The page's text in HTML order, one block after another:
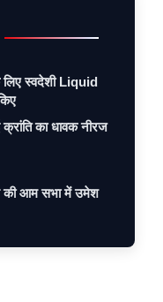
स्वदेशी Liquid
का धावक नीरज
की आम सभा में उमेश